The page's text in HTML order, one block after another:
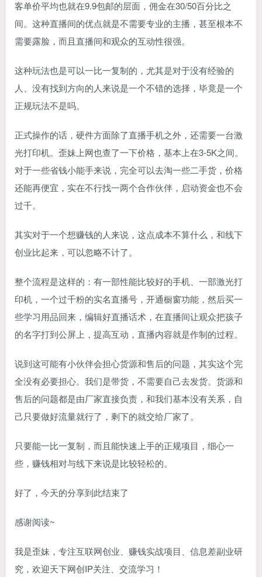
客单价平均也就在9.9包邮的层面，佣金在30/50百分比之
间。这种直播间的优点就是不需要专业的主播，甚至根本不
需要露脸，而且直播间和观众的互动性很强。
这种玩法也是可以一比一复制的，尤其是对于没有经验的
人、没有找到方向的人来说是一个不错的选择，毕竟是一个
正规玩法不是吗。
正式操作的话，硬件方面除了直播手机之外，还需要一台激
光打印机。歪妹上网也查了一下价格，基本上在3-5K之间。
对于一些省钱小能手来说，完全可以去淘一些二手货，价格
还能再便宜，实在不行找一两个合作伙伴，启动资金也不会
过千。
其实对于一个想赚钱的人来说，这点成本不算什么，和线下
创业比起来，可以忽略不计了。
整个流程是这样的：有一部性能比较好的手机、一部激光打
印机，一个过千粉的实名直播号，开通橱窗功能，然后买一
些学习用品回来，编辑好直播话术，在直播间让观众把孩子
的名字打到公屏上，提高互动，直播内容就是作制的过程。
说到这可能有小伙伴会担心货源和售后的问题，其实这个完
全没有必要担心。我们是带货，不需要自己去发货。货源和
售后的问题都是由厂家直接负责，和我们基本没有关系，自
己只要做好流量就行了，剩下的就交给厂家了。
只要能一比一复制，而且能快速上手的正规项目，细心一
些，赚钱相对与线下来说是比较轻松的。
好了，今天的分享到此结束了
感谢阅读~
我是歪妹，专注互联网创业、赚钱实战项目、信息差副业研
究，欢迎天下网创IP关注、交流学习！